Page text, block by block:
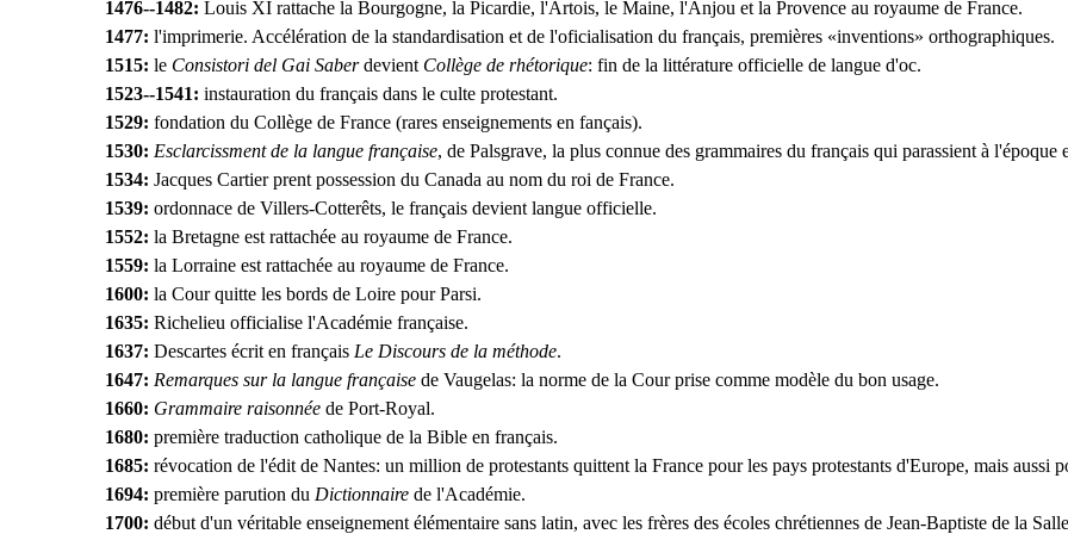
1476--1482: Louis XI rattache la Bourgogne, la Picardie, l'Artois, le Maine, l'Anjou et la Provence au royaume de France.
1477: l'imprimerie. Accélération de la standardisation et de l'oficialisation du français, premières «inventions» orthographiques.
1515: le Consistori del Gai Saberdevient Collège de rhétorique: fin de la littérature officielle de langue d'oc.
1523--1541: instauration du français dans le culte protestant.
1529: fondation du Collège de France (rares enseignements en fançais).
1530: Esclarcissment de la langue française, de Palsgrave, la plus connue des grammaires du français qui parassient à l'époque
1534: Jacques Cartier prent possession du Canada au nom du roi de France.
1539: ordonnace de Villers-Cotterêts, le français devient langue officielle.
1552: la Bretagne est rattachée au royaume de France.
1559: la Lorraine est rattachée au royaume de France.
1600: la Cour quitte les bords de Loire pour Parsi.
1635: Richelieu officialise l'Académie française.
1637: Descartes écrit en français Le Discours de la méthode.
1647: Remarques sur la langue française de Vaugelas: la norme de la Cour prise comme modèle du bon usage.
1660: Grammaire raisonnée de Port-Royal.
1680: première traduction catholique de la Bible en français.
1685: révocation de l'édit de Nantes: un million de protestants quittent la France pour les pays protestants d'Europe, mais aussi
1694: première parution du Dictionnaire de l'Académie.
1700: début d'un véritable enseignement élémentaire sans latin, avec les frères des écoles chrétiennes de Jean-Baptiste de la